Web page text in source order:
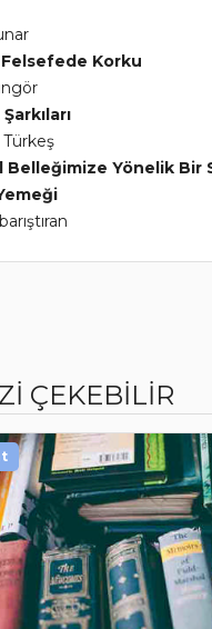
Felsefede Korku
Belleğimize Yönelik Bir
ÇEKEBİLİR